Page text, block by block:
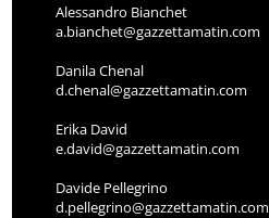
Alessandro Bianchet
a.bianchet@gazzettamatin.com
Danila Chenal
d.chenal@gazzettamatin.com
Erika David
e.david@gazzettamatin.com
Davide Pellegrino
d.pellegrino@gazzettamatin.com